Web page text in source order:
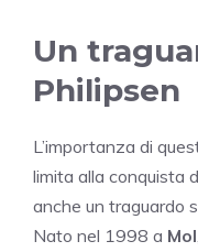
Un
Philipsen
L’importanza di
limita alla conquista
anche un traguardo
Nato nel 1998 a Mol